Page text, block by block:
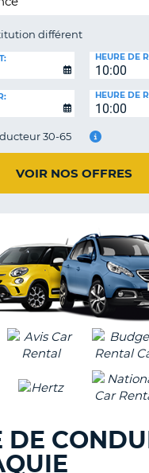
différent
10:00
HEURE DE
10:00
HEURE DE
30-65
VOIR NOS OFFRES
DE